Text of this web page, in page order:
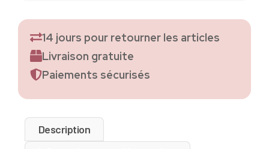
14 jours pour retourner les articles
Livraison gratuite
Paiements sécurisés
Description